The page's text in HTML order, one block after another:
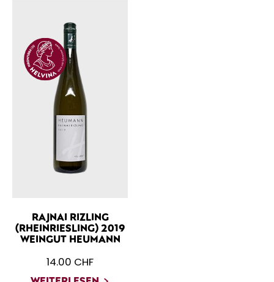
RAJNAI RIZLING
(RHEINRIESLING) 2019
WEINGUT HEUMANN
14.00 CHF